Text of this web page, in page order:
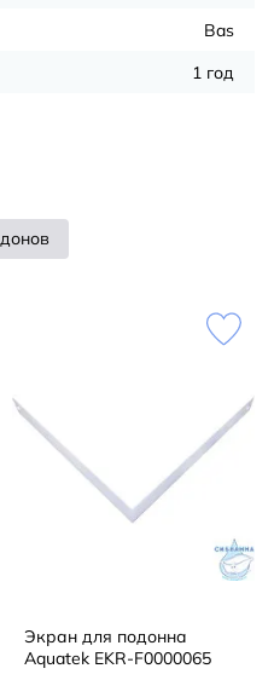
Bas
1 год
Экран для подонна
Aquatek EKR-F0000065